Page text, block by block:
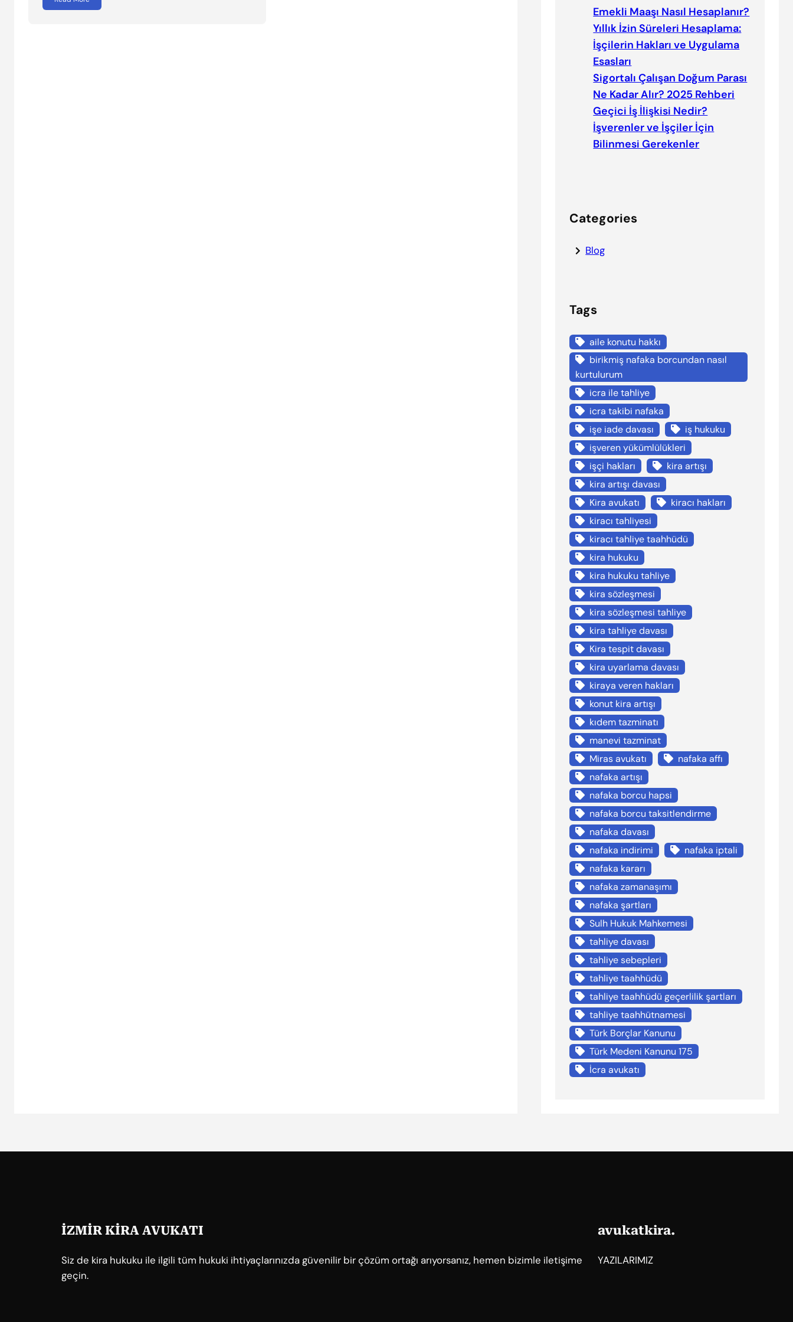
Emekli Maaşı Nasıl Hesaplanır?
Yıllık İzin Süreleri Hesaplama:
İşçilerin Hakları ve Uygulama
Esasları
Sigortalı Çalışan Doğum Parası
Ne Kadar Alır? 2025 Rehberi
Geçici İş İlişkisi Nedir?
İşverenler ve İşçiler İçin
Bilinmesi Gerekenler
Categories
Blog
Tags
aile konutu hakkı
birikmiş nafaka borcundan nasıl
kurtulurum
icra ile tahliye
icra takibi nafaka
işe iade davası
iş hukuku
işveren yükümlülükleri
işçi hakları
kira artışı
kira artışı davası
Kira avukatı
kiracı hakları
kiracı tahliyesi
kiracı tahliye taahhüdü
kira hukuku
kira hukuku tahliye
kira sözleşmesi
kira sözleşmesi tahliye
kira tahliye davası
Kira tespit davası
kira uyarlama davası
kiraya veren hakları
konut kira artışı
kıdem tazminatı
manevi tazminat
Miras avukatı
nafaka affı
nafaka artışı
nafaka borcu hapsi
nafaka borcu taksitlendirme
nafaka davası
nafaka indirimi
nafaka iptali
nafaka kararı
nafaka zamanaşımı
nafaka şartları
Sulh Hukuk Mahkemesi
tahliye davası
tahliye sebepleri
tahliye taahhüdü
tahliye taahhüdü geçerlilik şartları
tahliye taahhütnamesi
Türk Borçlar Kanunu
Türk Medeni Kanunu 175
İcra avukatı
İZMİR KİRA AVUKATI
Siz de kira hukuku ile ilgili tüm hukuki ihtiyaçlarınızda güvenilir bir çözüm ortağı arıyorsanız, hemen bizimle iletişime
geçin.
avukatkira.
YAZILARIMIZ